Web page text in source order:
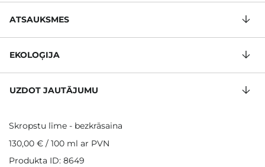
ATSAUKSMES
EKOLOĢIJA
UZDOT JAUTĀJUMU
Skropstu līme - bezkrāsaina
130,00 € / 100 ml ar PVN
Produkta ID: 8649